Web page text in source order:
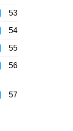
53
54
55
56
57